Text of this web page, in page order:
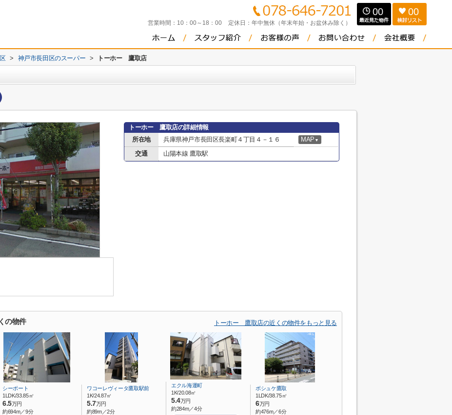
営業時間： 10：00～18：00 定休日： 年中無休（年末年始・お盆休み除く）
00 00
> 神戸市長田区のスーパー > トーホー 鷹取店
トーホー 鷹取店の詳細情報
所在地
兵庫県神戸市長田区長楽町４丁目４－１６ MAP ▼
交通 山陽本線 鷹取駅
の物件 トーホー 鷹取店の近くの物件をもっと見る
シーポート
1LDK/33.85㎡
6.5万円
約694m／9分
ワコーレヴィータ鷹取駅前
1K/24.87㎡
5.7万円
約89m／2分
エクル海運町
1K/20.08㎡
5.4万円
約284m／4分
ボシュケ鷹取
1LDK/38.75㎡
6万円
約476m／6分